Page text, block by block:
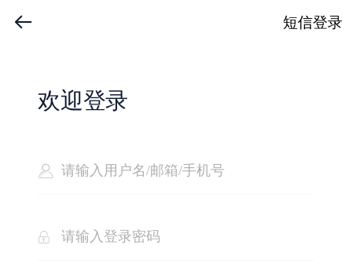
短信登录
欢迎登录